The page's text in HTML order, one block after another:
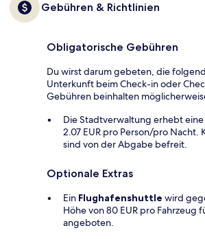
Gebühren & Richtlinien
Obligatorische Gebühren
Du wirst darum gebeten, die
Unterkunft beim Check-in oder
Gebühren beinhalten
Die Stadtverwaltung erhebt
2.07 EUR pro Person/pro Nacht.
sind von der Abgabe befreit.
Optionale Extras
Ein Flughafenshuttle wird
Höhe von 80 EUR pro Fahrzeug
angeboten.